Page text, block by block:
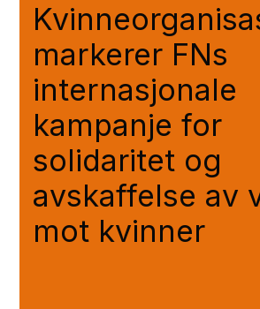
markerer FNs
internasjonale
kampanje for
solidaritet og
avskaffelse av
mot kvinner